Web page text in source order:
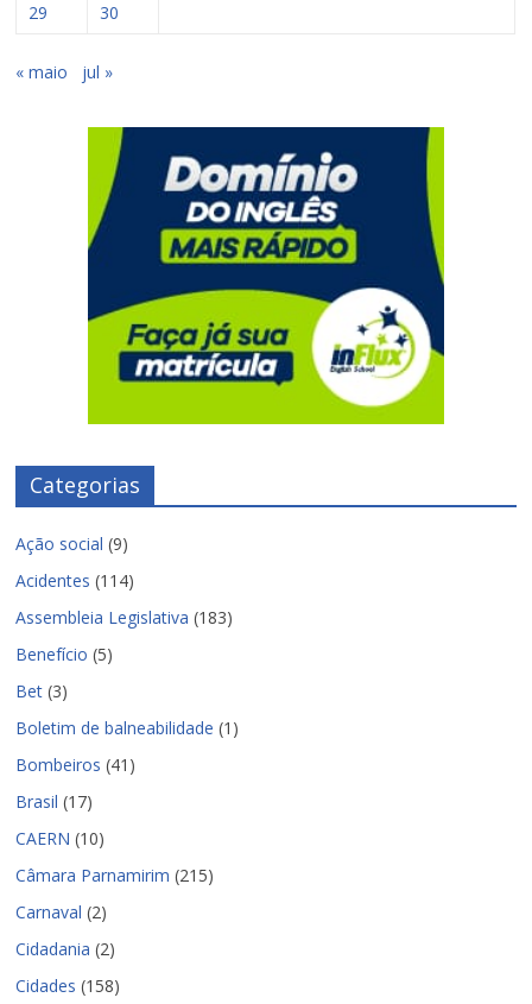
29 30
« maio jul »
Categorias
Ação social (9)
Acidentes (114)
Assembleia Legislativa (183)
Benefício (5)
Bet (3)
Boletim de balneabilidade (1)
Bombeiros (41)
Brasil (17)
CAERN (10)
Câmara Parnamirim (215)
Carnaval (2)
Cidadania (2)
Cidades (158)